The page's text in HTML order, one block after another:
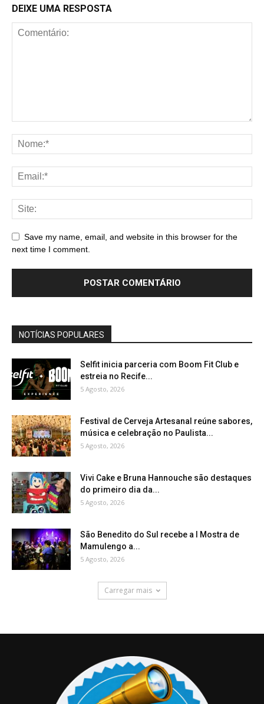
DEIXE UMA RESPOSTA
Save my name, email, and website in this browser for the
next time I comment.
NOTÍCIAS POPULARES
Selfit inicia parceria com Boom Fit Club e
estreia no Recife...
5 Agosto, 2026
Festival de Cerveja Artesanal reúne sabores,
música e celebração no Paulista...
5 Agosto, 2026
Vivi Cake e Bruna Hannouche são destaques
do primeiro dia da...
5 Agosto, 2026
São Benedito do Sul recebe a I Mostra de
Mamulengo a...
5 Agosto, 2026
Carregar mais